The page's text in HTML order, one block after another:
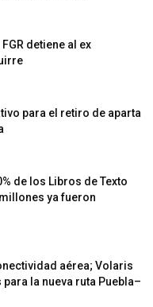
detiene al ex
para el retiro de aparta
de los Libros de Texto
ya fueron
aérea; Volaris
la nueva ruta Puebla–